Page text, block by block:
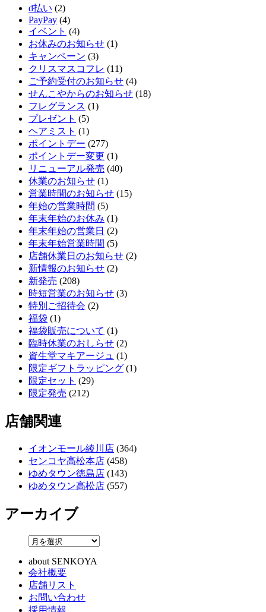
d払い (2)
PayPay (4)
イベント (4)
お休みのお知らせ (1)
キャンペーン (3)
クリスマスコフレ (11)
ご予約受付のお知らせ (4)
せんこやからのお知らせ (18)
フレグランス (1)
プレゼント (5)
ヘアミスト (1)
ポイントデー (277)
ポイントデー変更 (1)
リニューアル発売 (40)
休業のお知らせ (1)
営業時間のお知らせ (15)
年始の営業時間 (5)
年末年始のお休み (1)
年末年始の営業日 (2)
年末年始営業時間 (5)
店舗休業日のお知らせ (2)
新情報のお知らせ (2)
新発売 (208)
時短営業のお知らせ (3)
特別ご招待会 (2)
福袋 (1)
福袋販売について (1)
臨時休業のおしらせ (2)
資生堂マキアージュ (1)
限定ギフトラッピング (1)
限定セット (29)
限定発売 (212)
店舗関連
イオンモール綾川店 (364)
センコヤ高松本店 (458)
ゆめタウン徳島店 (143)
ゆめタウン高松店 (557)
アーカイブ
about SENKOYA
会社概要
店舗リスト
お問い合わせ
採用情報